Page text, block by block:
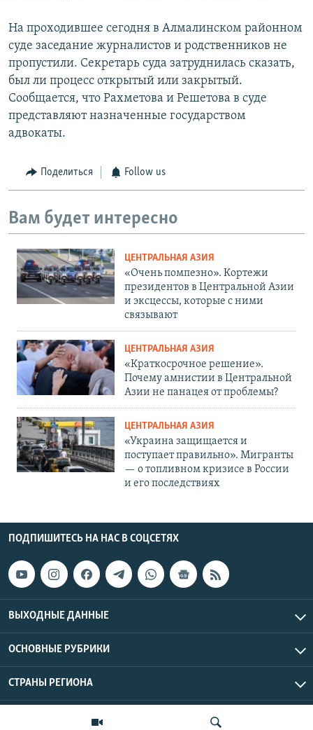
На проходившее сегодня в Алмалинском районном
суде заседание журналистов и родственников не
пропустили. Секретарь суда затруднилась сказать,
был ли процесс открытый или закрытый.
Сообщается, что Рахметова и Решетова в суде
представляют назначенные государством
адвокаты.
Поделиться Follow us
Вам будет интересно
ЦЕНТРАЛЬНАЯ АЗИЯ
«Очень помпезно». Кортежи
президентов в Центральной Азии
и эксцессы, которые с ними
связывают
ЦЕНТРАЛЬНАЯ АЗИЯ
«Краткосрочное решение».
Почему амнистии в Центральной
Азии не панацея от проблемы?
ЦЕНТРАЛЬНАЯ АЗИЯ
«Украина защищается и
поступает правильно». Мигранты
— о топливном кризисе в России
и его последствиях
ПОДПИШИТЕСЬ НА НАС В СОЦСЕТЯХ
ВЫХОДНЫЕ ДАННЫЕ
ОСНОВНЫЕ РУБРИКИ
СТРАНЫ РЕГИОНА
Азаттык Азия © 2026 RFE/RL, Inc. | Все права защищены.